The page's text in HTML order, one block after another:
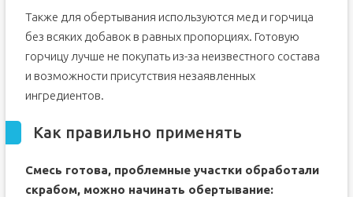
Также для обертывания используются мед и горчица
без всяких добавок в равных пропорциях. Готовую
горчицу лучше не покупать из-за неизвестного состава
и возможности присутствия незаявленных
ингредиентов.
Как правильно применять
Смесь готова, проблемные участки обработали
скрабом, можно начинать обертывание: